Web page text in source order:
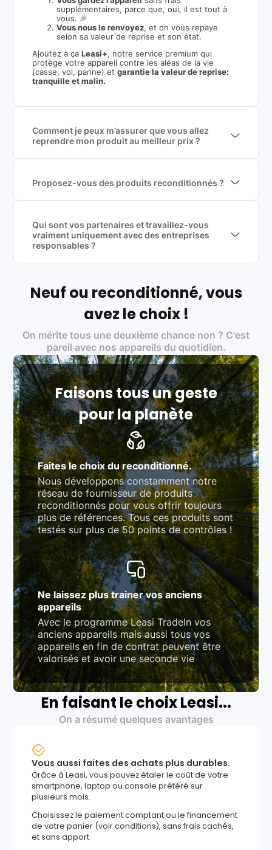
supplémentaires, parce que, oui, il est tout à
vous. 🎉
Vous nous le renvoyez, et on vous repaye
selon sa valeur de reprise et son état.
Ajoutez à ça Leasi+, notre service premium qui
protège votre appareil contre les aléas de la vie
(casse, vol, panne) etgarantie la valeur de reprise:
tranquille et malin.
Comment je peux m’assurer que vous allez
reprendre mon produit au meilleur prix ?
garantir le meilleur prix de rachat. De plus, nous
sommes rémunéré à la commission sur la valeur de
Proposez-vous des produits reconditionnés ?
produits officiels de grandes marques et du
reconditionné de haute qualité
Qui sont vos partenaires et travaillez-vous
vraiment uniquement avec des entreprises
responsables ?
Labels environnementaux & qualité de nos partenaires
traitement des déchets électroniques (DEEE)
Produits testés et vérifiés selon des standards
rigoureux (80 à 100 points de contrôle en
fonction des produits)
Respect des normes RAEE, RoHS, et du
référentiel QualiRepar (bonus réparation)
Neuf ou reconditionné, vous
avez le choix !
On mérite tous une deuxième chance non ? C'est
pareil avec nos appareils du quotidien.
Faisons tous un geste
pour la planète
Faites le choix du reconditionné.
Nous développons constamment notre
réseau de fournisseur de produits
reconditionnés pour vous offrir toujours
plus de références. Tous ces produits sont
testés sur plus de 50 points de contrôles !
Ne laissez plus trainer vos anciens
appareils
Avec le programme Leasi TradeIn vos
anciens appareils mais aussi tous vos
appareils en fin de contrat peuvent être
valorisés et avoir une seconde vie
En faisant le choix Leasi...
On a résumé quelques avantages
Vous aussi faites des achats plus durables.
Grâce à Leasi, vous pouvez étaler le coût de votre
smartphone, laptop ou console préféré sur
plusieurs mois.
Choisissez le paiement comptant ou le financement
de votre panier (voir conditions), sans frais cachés,
et sans apport.